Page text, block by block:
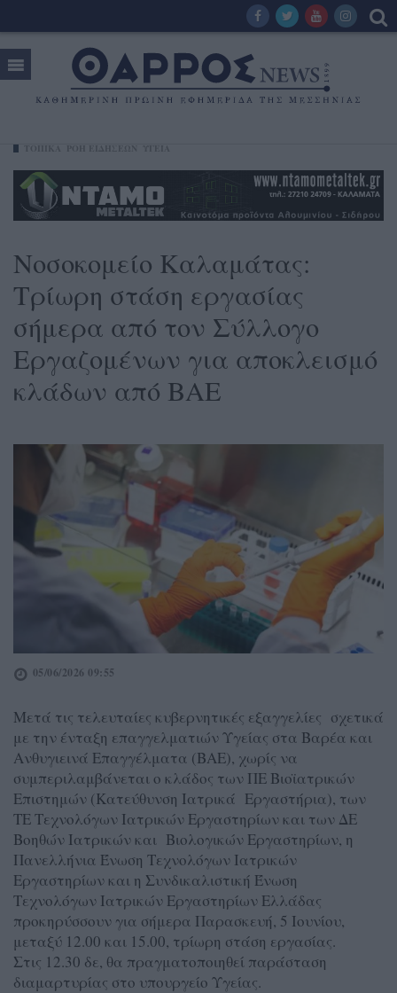
Νοσοκομείο Καλαμάτας:
Τρίωρη στάση εργασίας
σήμερα από τον Σύλλογο
Εργαζομένων για αποκλεισμό
κλάδων από ΒΑΕ
05/06/2026 09:55
Μετά τις τελευταίες κυβερνητικές εξαγγελίες σχετικά
με την ένταξη επαγγελματιών Υγείας στα Βαρέα και
Ανθυγιεινά Επαγγέλματα (ΒΑΕ), χωρίς να
συμπεριλαμβάνεται ο κλάδος των ΠΕ Βιοϊατρικών
Επιστημών (Κατεύθυνση Ιατρικά Εργαστήρια), των
ΤΕ Τεχνολόγων Ιατρικών Εργαστηρίων και των ΔΕ
Βοηθών Ιατρικών και Βιολογικών Εργαστηρίων, η
Πανελλήνια Ένωση Τεχνολόγων Ιατρικών
Εργαστηρίων και η Συνδικαλιστική Ένωση
Τεχνολόγων Ιατρικών Εργαστηρίων Ελλάδας
προκηρύσσουν για σήμερα Παρασκευή, 5 Ιουνίου,
μεταξύ 12.00 και 15.00, τρίωρη στάση εργασίας.
Στις 12.30 δε, θα πραγματοποιηθεί παράσταση
διαμαρτυρίας στο υπουργείο Υγείας.